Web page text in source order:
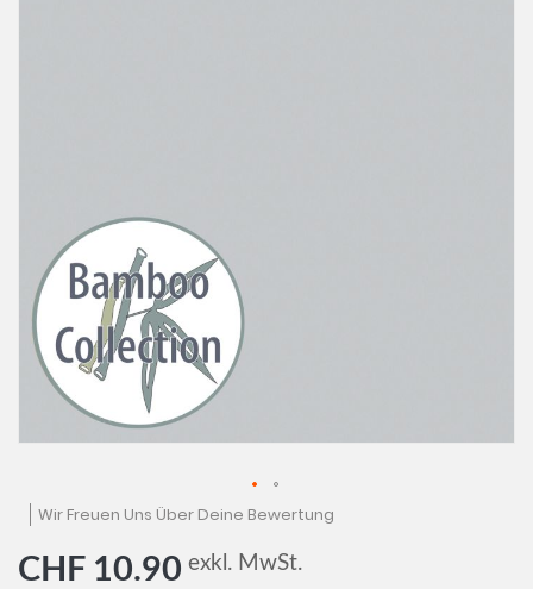
Wir Freuen Uns Über Deine Bewertung
CHF 10.90 exkl. MwSt.
Zum
Anfang
der
Bildgalerie